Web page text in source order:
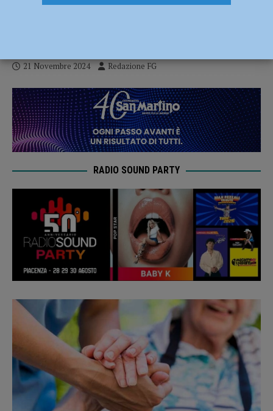
21 Novembre 2024 Redazione FG
RADIO SOUND PARTY